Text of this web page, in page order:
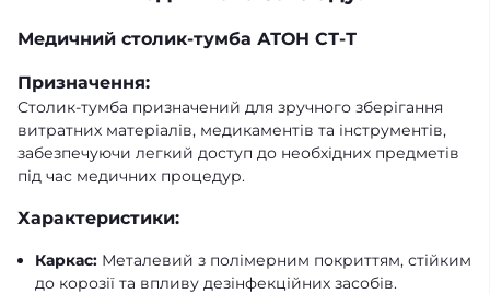
Медичний столик-тумба АТОН СТ-Т
Призначення:
Столик-тумба призначений для зручного зберігання
витратних матеріалів, медикаментів та інструментів,
забезпечуючи легкий доступ до необхідних предметів
під час медичних процедур.
Характеристики:
Каркас: Металевий з полімерним покриттям, стійким
до корозії та впливу дезінфекційних засобів.